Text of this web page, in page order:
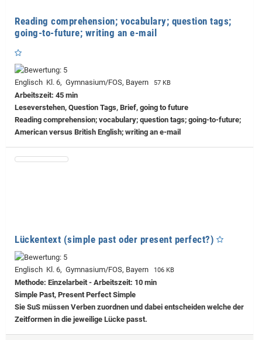
Reading comprehension; vocabulary; question tags;
going-to-future; writing an e-mail
Englisch Kl. 6, Gymnasium/FOS, Bayern 57 KB
Arbeitszeit: 45 min
Leseverstehen, Question Tags, Brief, going to future
Reading comprehension; vocabulary; question tags; going-to-future;
American versus British English; writing an e-mail
Lückentext (simple past oder present perfect?)
Englisch Kl. 6, Gymnasium/FOS, Bayern 106 KB
Methode: Einzelarbeit - Arbeitszeit: 10 min
Simple Past, Present Perfect Simple
Sie SuS müssen Verben zuordnen und dabei entscheiden welche der
Zeitformen in die jeweilige Lücke passt.